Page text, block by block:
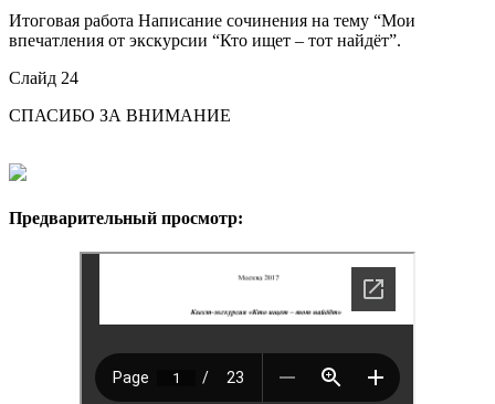
Итоговая работа Написание сочинения на тему “Мои
впечатления от экскурсии “Кто ищет – тот найдёт”.
Слайд 24
СПАСИБО ЗА ВНИМАНИЕ
Предварительный просмотр: